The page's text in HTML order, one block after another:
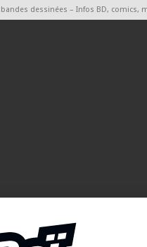
dessinées – Infos BD, comics,